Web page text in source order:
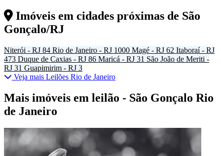
Imóveis em cidades próximas de São
Gonçalo/RJ
Niterói - RJ 84 Rio de Janeiro - RJ 1000 Magé - RJ 62 Itaboraí - RJ
473 Duque de Caxias - RJ 86 Maricá - RJ 31 São João de Meriti -
RJ 31 Guapimirim - RJ 3
Veja mais Leilões Rio de Janeiro
Mais imóveis em leilão - São Gonçalo Rio
de Janeiro